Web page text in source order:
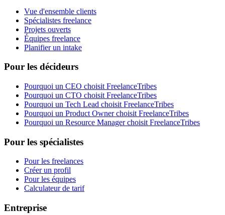
Vue d'ensemble clients
Spécialistes freelance
Projets ouverts
Équipes freelance
Planifier un intake
Pour les décideurs
Pourquoi un CEO choisit FreelanceTribes
Pourquoi un CTO choisit FreelanceTribes
Pourquoi un Tech Lead choisit FreelanceTribes
Pourquoi un Product Owner choisit FreelanceTribes
Pourquoi un Resource Manager choisit FreelanceTribes
Pour les spécialistes
Pour les freelances
Créer un profil
Pour les équipes
Calculateur de tarif
Entreprise